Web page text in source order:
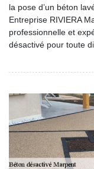
la pose d’un béton
Entreprise RIVIERA
professionnelle et
désactivé pour toute